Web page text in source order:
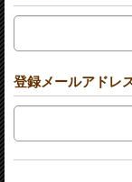
登録メールアドレ